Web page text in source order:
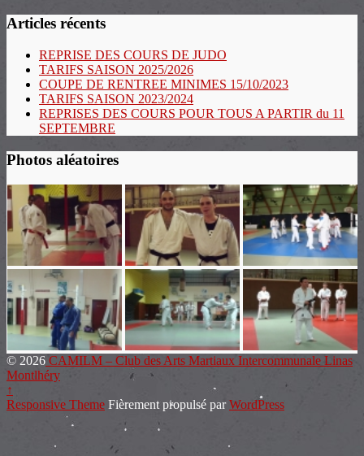
Articles récents
REPRISE DES COURS DE JUDO
TARIFS SAISON 2025/2026
COUPE DE RENTREE MINIMES 15/10/2023
TARIFS SAISON 2023/2024
REPRISES DES COURS POUR TOUS A PARTIR du 11
SEPTEMBRE
Photos aléatoires
© 2026 CAMILM – Club des Arts Martiaux Intercommunale Linas
Montlhéry
↑
Responsive Theme Fièrement propulsé parWordPress